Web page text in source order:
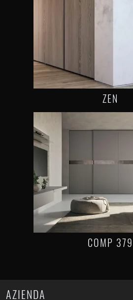
ZEN
COMP 379
AZIENDA